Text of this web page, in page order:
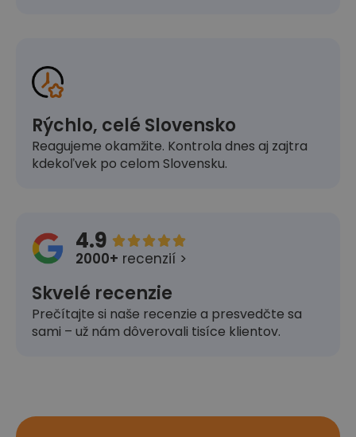
Rýchlo, celé Slovensko
Reagujeme okamžite. Kontrola dnes aj zajtra
kdekoľvek po celom Slovensku.
4.9 
2000+ recenzií >
Skvelé recenzie
Prečítajte si naše recenzie a presvedčte sa
sami – už nám dôverovali tisíce klientov.